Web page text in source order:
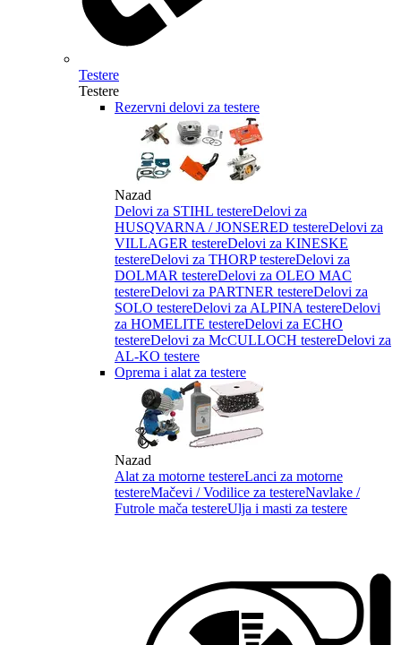
Testere
Testere
Rezervni delovi za testere
Nazad
Delovi za STIHL testereDelovi za
HUSQVARNA / JONSERED testereDelovi za
VILLAGER testereDelovi za KINESKE
testereDelovi za THORP testereDelovi za
DOLMAR testereDelovi za OLEO MAC
testereDelovi za PARTNER testereDelovi za
SOLO testereDelovi za ALPINA testereDelovi
za HOMELITE testereDelovi za ECHO
testereDelovi za McCULLOCH testereDelovi za
AL-KO testere
Oprema i alat za testere
Nazad
Alat za motorne testereLanci za motorne
testereMačevi / Vodilice za testereNavlake /
Futrole mača testereUlja i masti za testere